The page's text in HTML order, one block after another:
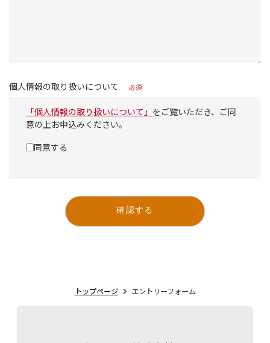
個人情報の取り扱いについて 必須
「個人情報の取り扱いについて」 をご覧いただき、ご同
意の上お申込みください。
同意する
確認する
トップページ エントリーフォーム